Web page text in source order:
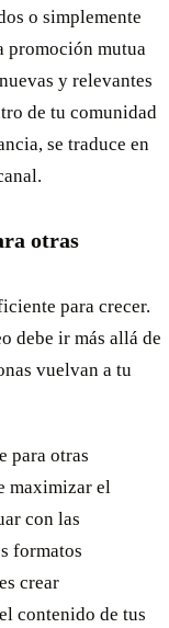
o simplemente
promoción mutua
y relevantes
de tu comunidad
se traduce en
otras
para crecer.
debe ir más allá de
vuelvan a tu
para otras
maximizar el
con las
formatos
crear
contenido de tus